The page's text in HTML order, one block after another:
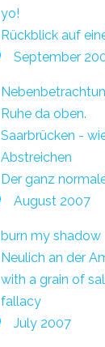
yo!
Rückblick auf
September
Ruhe da oben.
Saarbrücken -
Abstreichen
Der ganz
August 2007
burn my shadow
Neulich an der
with a grain of
fallacy
July 2007